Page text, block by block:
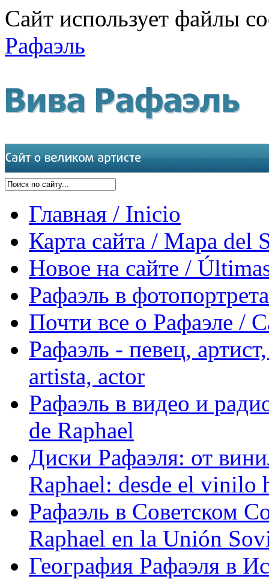
Сайт использует файлы
Рафаэль
Главная / Inicio
Карта сайта / Mapa del
Новое на сайте /
Рафаэль в
Почти все о Рафаэле /
Рафаэль - певец,
artista, actor
Рафаэль в видео и
de Raphael
Диски Рафаэля: от
Raphael: desde el vinilo
Рафаэль в Советском
Raphael en la Unión
География Рафаэля в